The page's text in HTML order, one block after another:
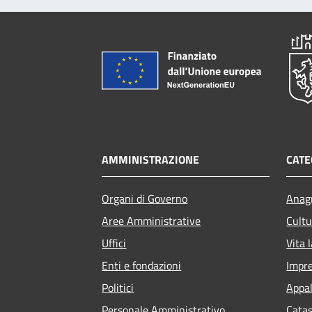
AMMINISTRAZIONE
Organi di Governo
Aree Amministrative
Uffici
Enti e fondazioni
Politici
Vita